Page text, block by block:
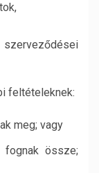
feltételeknek:
meg; vagy
össze;